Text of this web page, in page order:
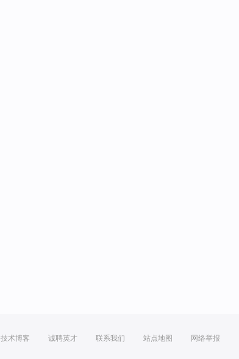
技术博客 诚聘英才 联系我们 站点地图 网络举报